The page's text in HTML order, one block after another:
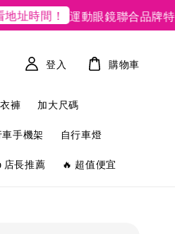
時間！ 運動眼鏡聯合品牌特賣
褲 加大尺碼
車手機架 自行車燈
店長推薦 🔥 超值便宜
登入 購物車